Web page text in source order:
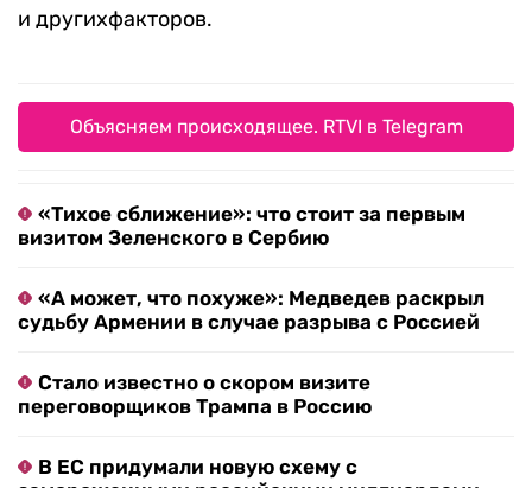
и другихфакторов.
Объясняем происходящее. RTVI в Telegram
«Тихое сближение»: что стоит за первым
визитом Зеленского в Сербию
«А может, что похуже»: Медведев раскрыл
судьбу Армении в случае разрыва с Россией
Стало известно о скором визите
переговорщиков Трампа в Россию
В ЕС придумали новую схему с